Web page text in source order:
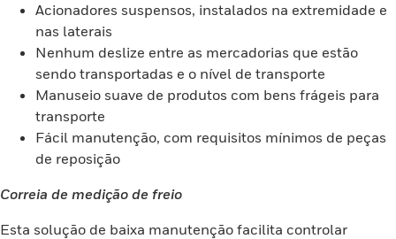
Acionadores suspensos, instalados na extremidade e
nas laterais
Nenhum deslize entre as mercadorias que estão
sendo transportadas e o nível de transporte
Manuseio suave de produtos com bens frágeis para
transporte
Fácil manutenção, com requisitos mínimos de peças
de reposição
Correia de medição de freio
Esta solução de baixa manutenção facilita controlar